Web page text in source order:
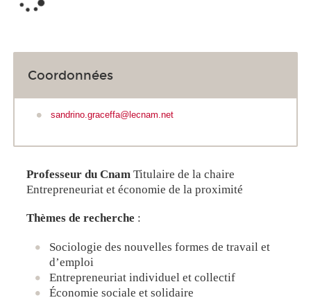
Coordonnées
sandrino.graceffa@lecnam.net
Professeur du Cnam Titulaire de la chaire
Entrepreneuriat et économie de la proximité
Thèmes de recherche :
Sociologie des nouvelles formes de travail et
d’emploi
Entrepreneuriat individuel et collectif
Économie sociale et solidaire